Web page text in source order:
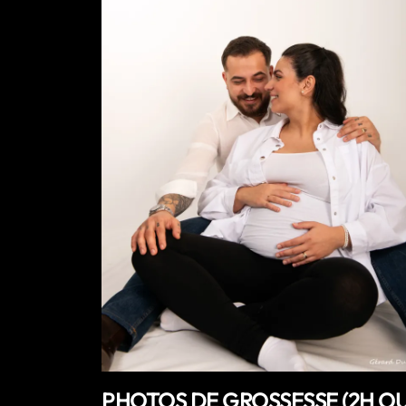
PHOTOS DE GROSSESSE (2H